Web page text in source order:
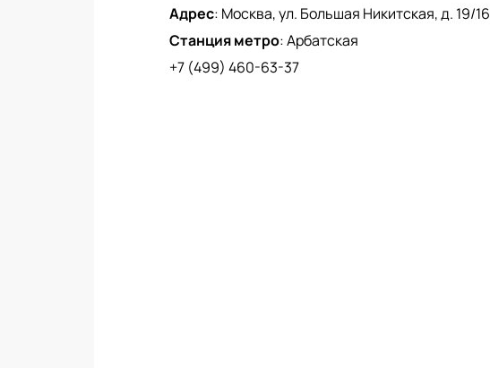
Адрес: Москва, ул. Большая Никитская, д. 19/16
Станция метро:Арбатская
+7 (499) 460-63-37